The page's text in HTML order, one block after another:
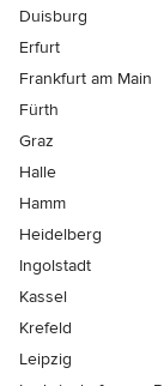
Duisburg
Erfurt
Frankfurt am Main
Fürth
Graz
Halle
Hamm
Heidelberg
Ingolstadt
Kassel
Krefeld
Leipzig